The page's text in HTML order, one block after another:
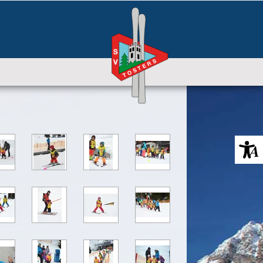
Rennsaison
GFMM
Vereinsmeisterschaft
SCO Rennen
SCO Preisverteilung